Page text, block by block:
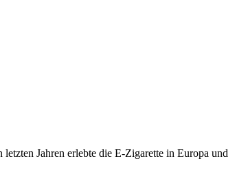
Jahren erlebte die E-Zigarette in Europa und